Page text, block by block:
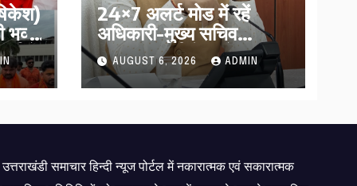
भव्य
ने
के
24×7 अलर्ट मोड में रहें
अधिकारी-मुख्य सचिव
मानसून-एसईओसी से मुख्य
सचिव ने की विस्तृत समीक्षा
कहा-बंद सड़कों को शीघ्र
दिक्कत
AUGUST 6, 2026 ADMIN
उत्तराखंडी समाचार हिन्दी न्यूज पोर्टल में नकारात्मक एवं सकारात्मक